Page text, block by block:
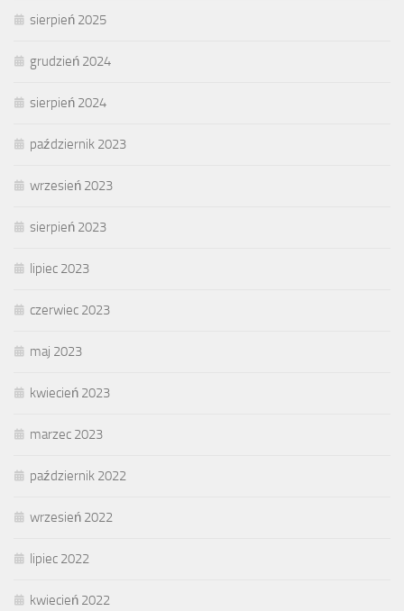
sierpień 2025
grudzień 2024
sierpień 2024
październik 2023
wrzesień 2023
sierpień 2023
lipiec 2023
czerwiec 2023
maj 2023
kwiecień 2023
marzec 2023
październik 2022
wrzesień 2022
lipiec 2022
kwiecień 2022